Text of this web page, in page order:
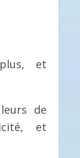
et
de
et